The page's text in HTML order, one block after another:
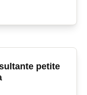
petite